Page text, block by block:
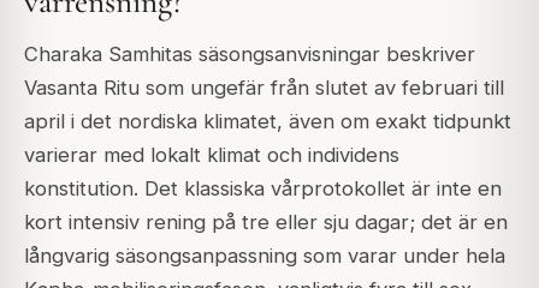
Charaka Samhitas säsongsanvisningar beskriver
Vasanta Ritu som ungefär från slutet av februari till
april i det nordiska klimatet, även om exakt tidpunkt
varierar med lokalt klimat och individens
konstitution. Det klassiska vårprotokollet är inte en
kort intensiv rening på tre eller sju dagar; det är en
långvarig säsongsanpassning som varar under hela